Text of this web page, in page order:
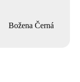
Božena Černá